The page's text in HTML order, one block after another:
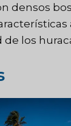
densos
los